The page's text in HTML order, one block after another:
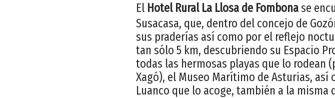
El Hotel Rural La Llosa de Fombonase
Susacasa, que, dentro del concejo de
sus praderías así como por el reflejo
tan sólo 5 km, descubriendo su Espacio
todas las hermosas playas que lo rodean
Xagó), el Museo Marítimo de Asturias,
Luanco que lo acoge, también a la misma